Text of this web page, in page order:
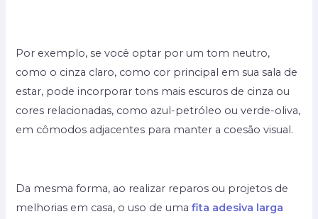
Por exemplo, se você optar por um tom neutro,
como o cinza claro, como cor principal em sua sala de
estar, pode incorporar tons mais escuros de cinza ou
cores relacionadas, como azul-petróleo ou verde-oliva,
em cômodos adjacentes para manter a coesão visual.
Da mesma forma, ao realizar reparos ou projetos de
melhorias em casa, o uso de umafita adesiva larga